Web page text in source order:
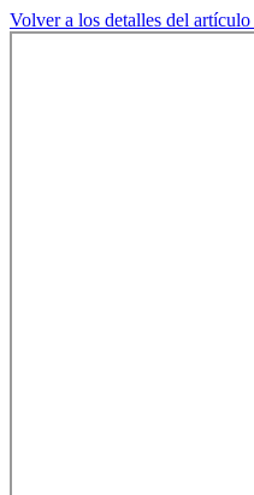
Volver a los detalles del artículo